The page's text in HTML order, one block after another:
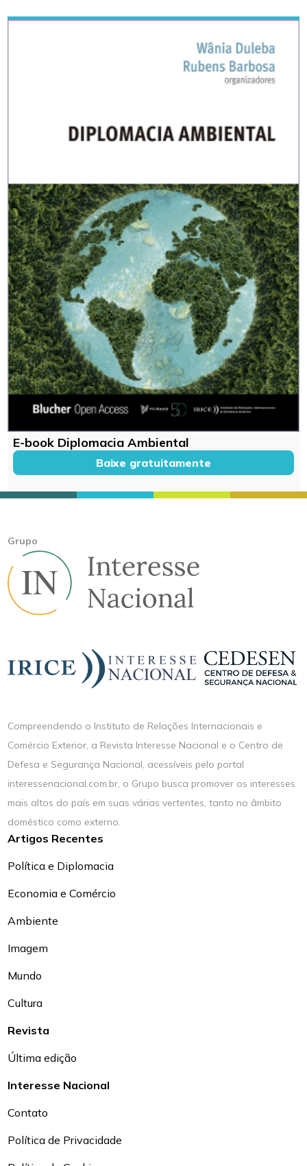
E-book Diplomacia Ambiental
Baixe gratuitamente
Grupo
Compreendendo o Instituto de Relações Internacionais e
Comércio Exterior, a Revista Interesse Nacional e o Centro de
Defesa e Segurança Nacional, acessíveis pelo portal
interessenacional.com.br, o Grupo busca promover os interesses
mais altos do país em suas várias vertentes, tanto no âmbito
doméstico como externo.
Artigos Recentes
Política e Diplomacia
Economia e Comércio
Ambiente
Imagem
Mundo
Cultura
Revista
Última edição
Interesse Nacional
Contato
Política de Privacidade